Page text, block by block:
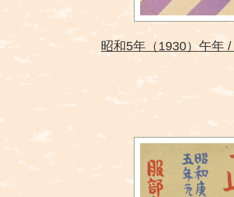
昭和5年（1930）午年